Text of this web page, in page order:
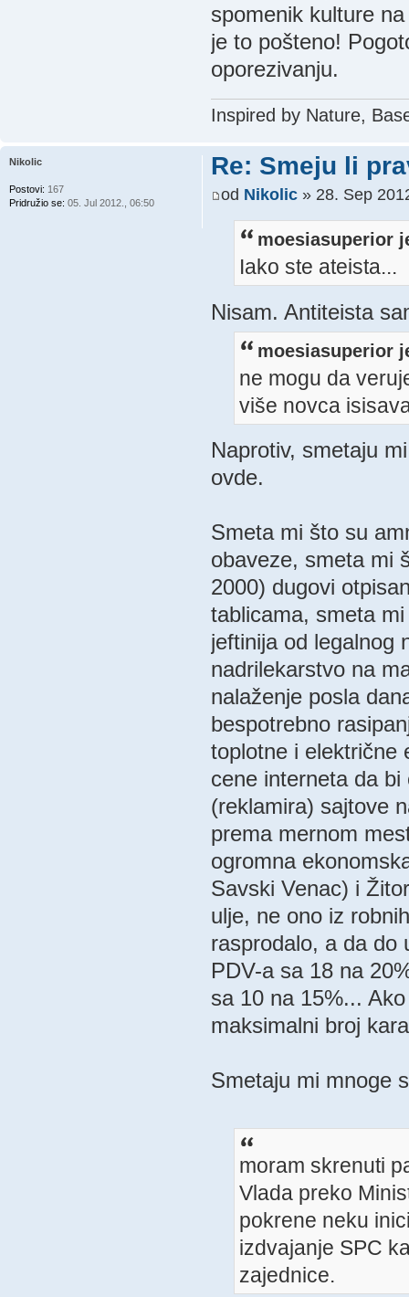
spomenik kulture
je to pošteno!
oporezivanju.
Inspired by Nature,
Re: Smeju li
od Nikolic» 28. Sep
moesiasuperior
Iako ste ateista...
Nisam. Antiteista
moesiasuperior
ne mogu da
više novca
Naprotiv, smetaju
ovde.
Smeta mi što su
obaveze, smeta mi
2000) dugovi
tablicama, smeta
jeftinija od legalnog
nadrilekarstvo na
nalaženje posla
bespotrebno
toplotne i električne
cene interneta da
(reklamira) sajtove
prema mernom
ogromna
Savski Venac) i
ulje, ne ono iz
rasprodalo, a da do
PDV-a sa 18 na
sa 10 na 15%...
maksimalni broj
Smetaju mi mnoge
moram skrenuti
Vlada preko
pokrene neku
izdvajanje SPC
zajednice.
Nikolic
Postovi: 167
Pridružio se: 05. Jul 2012., 06:50